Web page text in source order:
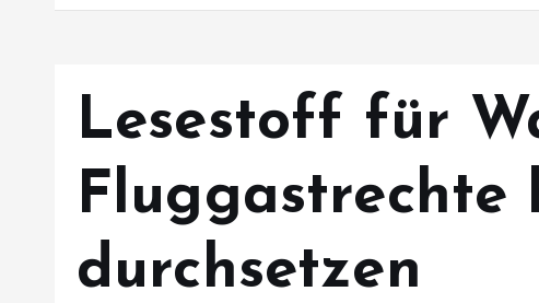
Lesestoff für
Fluggastrechte
durchsetzen